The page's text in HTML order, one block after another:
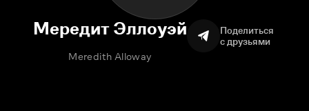
Мередит Эллоуэй
Meredith Alloway
Поделиться
с друзьями